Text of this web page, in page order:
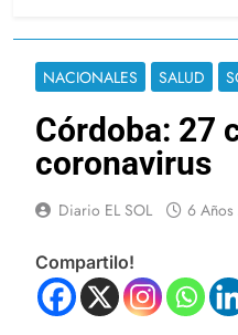
NACIONALES SALUD
Córdoba: 27
coronavirus
Diario EL SOL 6 Años
Compartilo!